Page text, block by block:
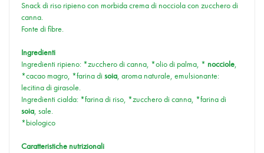
Snack di riso ripieno con morbida crema di nocciola con zucchero di
canna.
Fonte di fibre.
Ingredienti
Ingredienti ripieno: *zucchero di canna, *olio di palma, * nocciole,
*cacao magro, *farina di soia, aroma naturale, emulsionante:
lecitina di girasole.
Ingredienti cialda: *farina di riso, *zucchero di canna, *farina di
soia, sale.
*biologico
Caratteristiche nutrizionali